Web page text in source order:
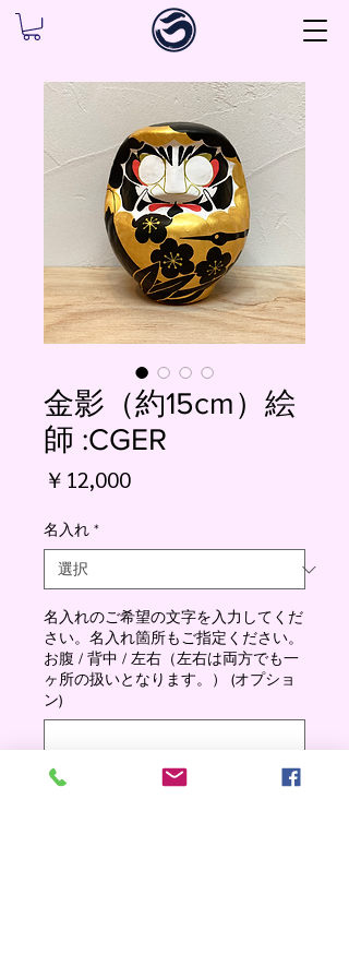
金影（約15cm）絵
師 :CGER
￥12,000価
名入れ *
名入れのご希望の文字を入力してくだ
さい。名入れ箇所もご指定ください。
お腹 / 背中 / 左右（左右は両方でも一
ヶ所の扱いとなります。） (オプショ
ン)
0/500